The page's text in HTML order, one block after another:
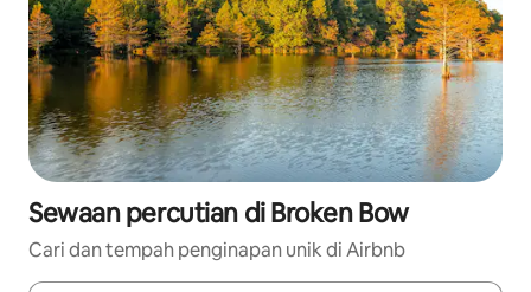
Sewaan percutian di Broken Bow
Cari dan tempah penginapan unik di Airbnb